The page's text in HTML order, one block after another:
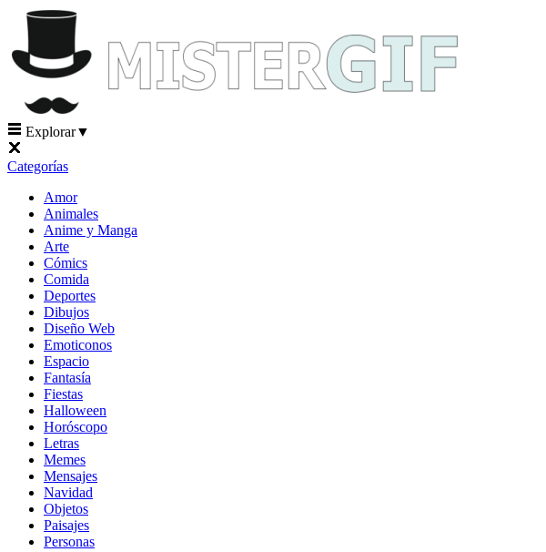
Explorar▼
Categorías
Amor
Animales
Anime y Manga
Arte
Cómics
Comida
Deportes
Dibujos
Diseño Web
Emoticonos
Espacio
Fantasía
Fiestas
Halloween
Horóscopo
Letras
Memes
Mensajes
Navidad
Objetos
Paisajes
Personas